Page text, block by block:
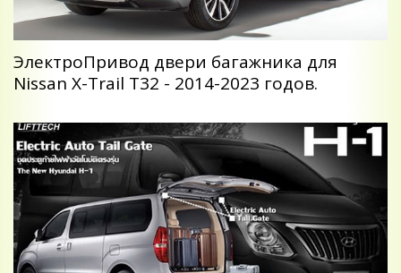
ЭлектроПривод двери багажника для
Nissan X-Trail T32 - 2014-2023 годов.